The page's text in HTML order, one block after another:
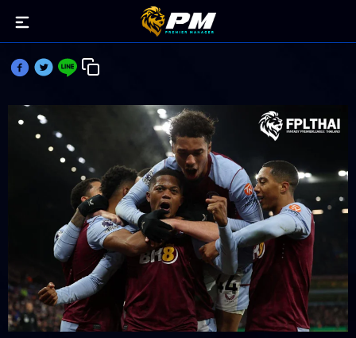
วิลล่า สถิติโหดชนะในบ้าน 14 นัดติด